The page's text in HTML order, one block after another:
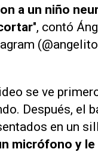
a un niño
", contó
se ve
Después, el
en un
micrófono y